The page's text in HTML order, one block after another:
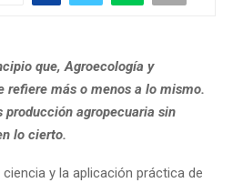
que, Agroecología y
refiere más o menos a lo mismo.
producción agropecuaria sin
lo cierto.
ciencia y la aplicación práctica de